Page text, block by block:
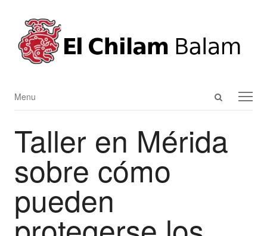
Open
Menu
Menu
Taller en Mérida
sobre cómo
pueden